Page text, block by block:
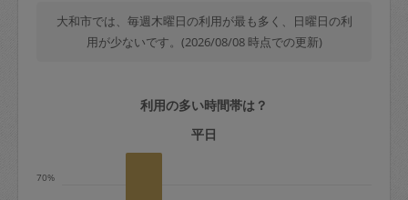
金額の100%＋交通費全額
定期契約をキャンセルする場合、毎週定
期は月2回まで隔週定期は月1回までキャ
ンセル料は発生しません。それ以上はキ
大和市では、毎週木曜日の利用が最も多く、日曜日の利
用が少ないです。(2026/08/08 時点での更新)
利用の多い時間帯は？
平日
70%